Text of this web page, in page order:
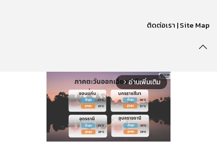
ติดต่อเรา | Site Map
arrow_forward_ios อ่านเพิ่มเติม